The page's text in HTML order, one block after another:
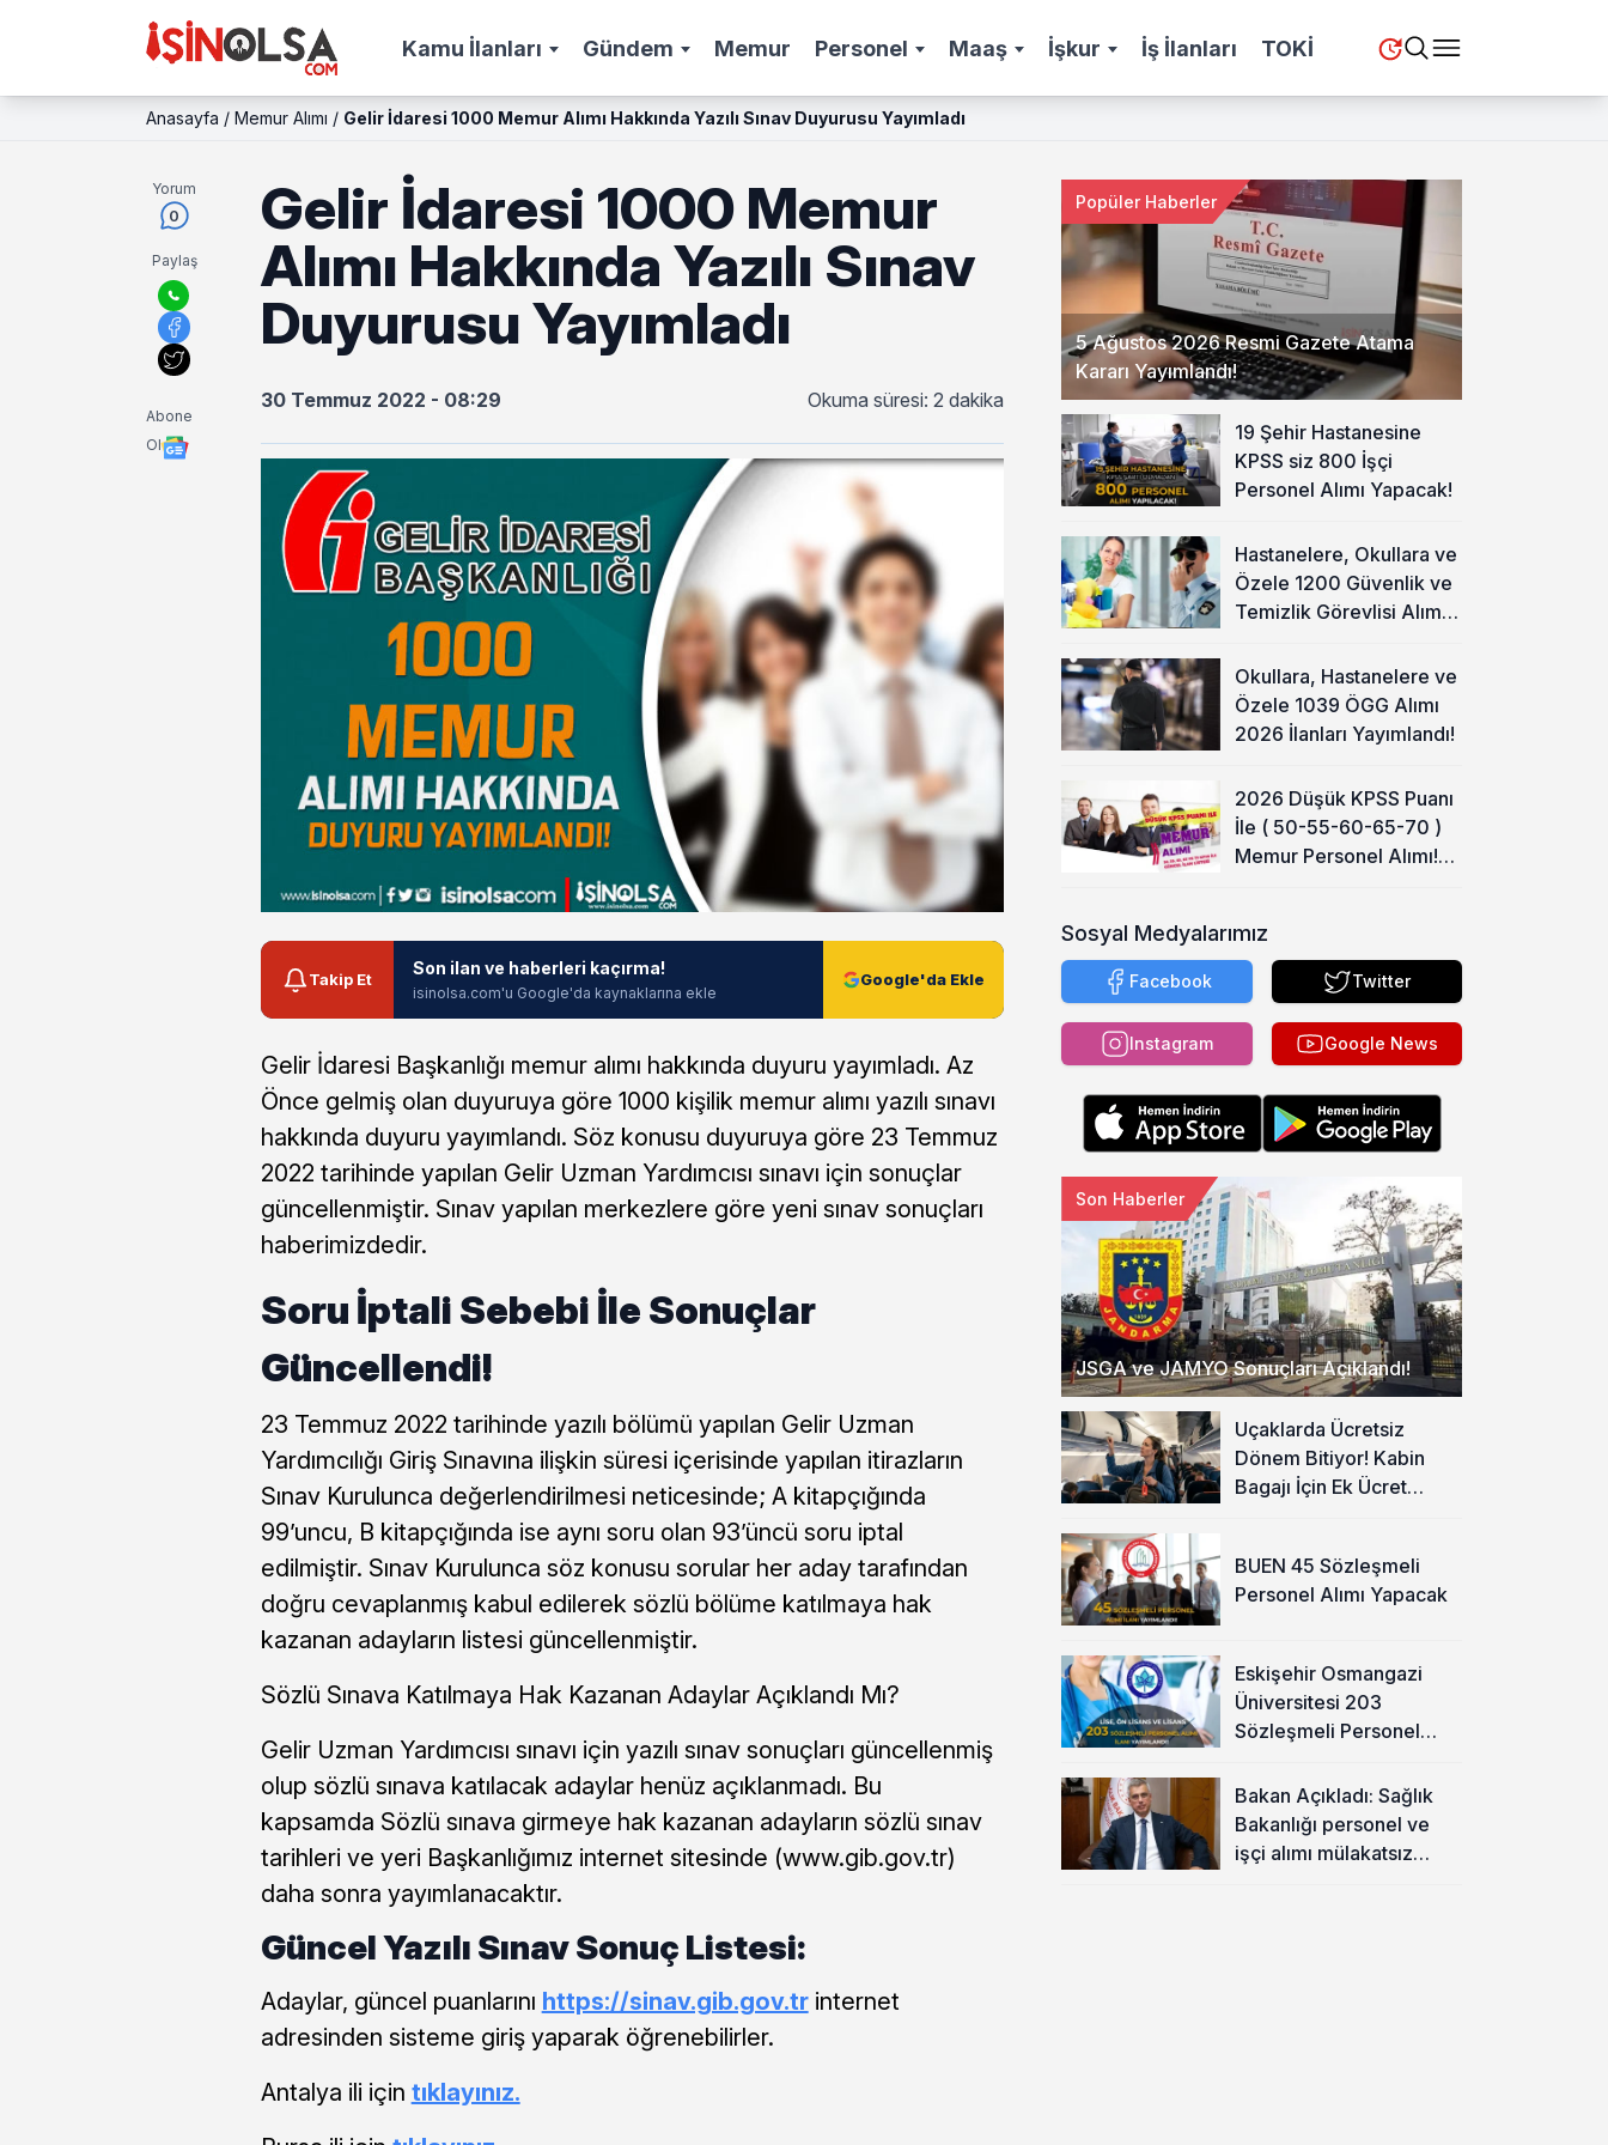
Kamu İlanları Gündem Memur Personel Maaş İşkur İş İlanları TOKİ
Anasayfa / Memur Alımı / Gelir İdaresi 1000 Memur Alımı Hakkında Yazılı Sınav Duyurusu Yayımladı
Yorum
0
Paylaş
Abone
Ol
Gelir İdaresi 1000 Memur
Alımı Hakkında Yazılı Sınav
Duyurusu Yayımladı
30 Temmuz 2022 - 08:29 Okuma süresi: 2 dakika
Takip Et
Son ilan ve haberleri kaçırma!
isinolsa.com'u Google'da kaynaklarına ekle
Google'da Ekle
Gelir İdaresi Başkanlığı memur alımı hakkında duyuru yayımladı. Az
Önce gelmiş olan duyuruya göre 1000 kişilik memur alımı yazılı sınavı
hakkında duyuru yayımlandı. Söz konusu duyuruya göre 23 Temmuz
2022 tarihinde yapılan Gelir Uzman Yardımcısı sınavı için sonuçlar
güncellenmiştir. Sınav yapılan merkezlere göre yeni sınav sonuçları
haberimizdedir.
Soru İptali Sebebi İle Sonuçlar
Güncellendi!
23 Temmuz 2022 tarihinde yazılı bölümü yapılan Gelir Uzman
Yardımcılığı Giriş Sınavına ilişkin süresi içerisinde yapılan itirazların
Sınav Kurulunca değerlendirilmesi neticesinde; A kitapçığında
99’uncu, B kitapçığında ise aynı soru olan 93’üncü soru iptal
edilmiştir. Sınav Kurulunca söz konusu sorular her aday tarafından
doğru cevaplanmış kabul edilerek sözlü bölüme katılmaya hak
kazanan adayların listesi güncellenmiştir.
Sözlü Sınava Katılmaya Hak Kazanan Adaylar Açıklandı Mı?
Gelir Uzman Yardımcısı sınavı için yazılı sınav sonuçları güncellenmiş
olup sözlü sınava katılacak adaylar henüz açıklanmadı. Bu
kapsamda Sözlü sınava girmeye hak kazanan adayların sözlü sınav
tarihleri ve yeri Başkanlığımız internet sitesinde (www.gib.gov.tr)
daha sonra yayımlanacaktır.
Güncel Yazılı Sınav Sonuç Listesi:
Adaylar, güncel puanlarını https://sinav.gib.gov.trinternet
adresinden sisteme giriş yaparak öğrenebilirler.
Antalya ili için tıklayınız.
5 Ağustos 2026 Resmi Gazete Atama
Kararı Yayımlandı!
Popüler Haberler
19 Şehir Hastanesine
KPSS siz 800 İşçi
Personel Alımı Yapacak!
Hastanelere, Okullara ve
Özele 1200 Güvenlik ve
Temizlik Görevlisi Alımı
Okullara, Hastanelere ve
Özele 1039 ÖGG Alımı
2026 İlanları Yayımlandı!
2026 Düşük KPSS Puanı
İle ( 50-55-60-65-70 )
Memur Personel Alımı!
Sosyal Medyalarımız
Facebook Twitter
Instagram Google News
JSGA ve JAMYO Sonuçları Açıklandı!
Son Haberler
Uçaklarda Ücretsiz
Dönem Bitiyor! Kabin
Bagajı İçin Ek Ücret
BUEN 45 Sözleşmeli
Personel Alımı Yapacak
Eskişehir Osmangazi
Üniversitesi 203
Sözleşmeli Personel
Bakan Açıkladı: Sağlık
Bakanlığı personel ve
işçi alımı mülakatsız